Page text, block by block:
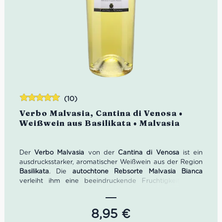
Verbo Malvasia, Cantina di Venosa •
Weißwein aus Basilikata • Malvasia
(10)
DerVerbo Malvasia von der Cantina di Venosa ist ein
ausdrucksstarker, aromatischer Weißwein aus der Region
Basilikata. Die autochtone Rebsorte Malvasia Bianca
verleiht ihm eine beeindruckende Fruchtigkeit, feine
Vulture-Gebiets
Cantina di Venosa
900 Hektar Weinbergen
8,95 €
Bewertet
mit4.90
von 5